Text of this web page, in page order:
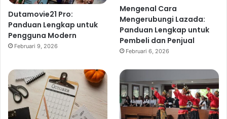
Dutamovie21 Pro:
Panduan Lengkap untuk
Pengguna Modern
Februari 9, 2026
Mengenal Cara
Mengerubungi Lazada:
Panduan Lengkap untuk
Pembeli dan Penjual
Februari 6, 2026